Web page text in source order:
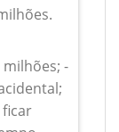
milhões; -